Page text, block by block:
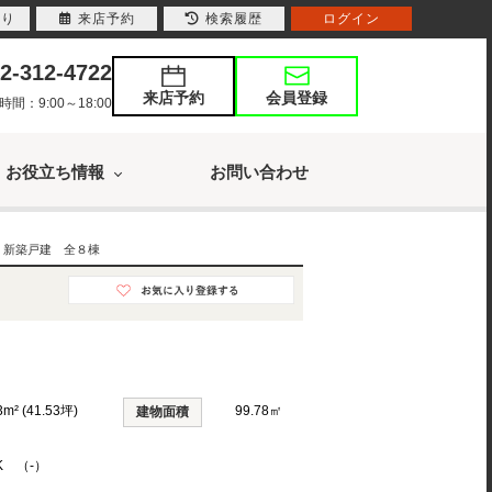
312-4722
間：9:00～18:00 来店予約 会員登録
お役立ち情報 お問い合わせ
築戸建 全８棟
(41.53坪) 建物面積 99.78㎡
（-）
来店予約 検索履歴 ログイン